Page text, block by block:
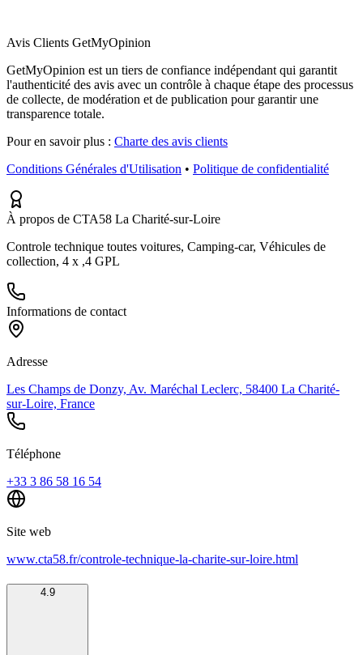
Avis Clients GetMyOpinion
GetMyOpinion est un tiers de confiance indépendant qui garantit
l'authenticité des avis avec un contrôle à chaque étape des processus
de collecte, de modération et de publication pour garantir une
transparence totale.
Pour en savoir plus : Charte des avis clients
Conditions Générales d'Utilisation • Politique de confidentialité
À propos de CTA58 La Charité-sur-Loire
Controle technique toutes voitures, Camping-car, Véhicules de
collection, 4 x ,4 GPL
Informations de contact
Adresse
Les Champs de Donzy, Av. Maréchal Leclerc, 58400 La Charité-
sur-Loire, France
Téléphone
+33 3 86 58 16 54
Site web
www.cta58.fr/controle-technique-la-charite-sur-loire.html
4.9